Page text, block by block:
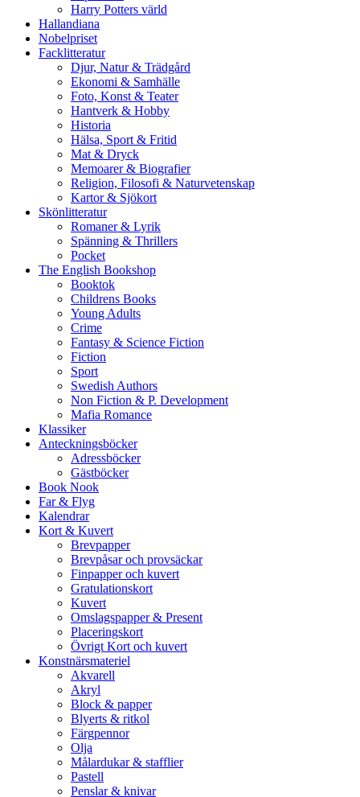
Harry Potters värld
Hallandiana
Nobelpriset
Facklitteratur
Djur, Natur & Trädgård
Ekonomi & Samhälle
Foto, Konst & Teater
Hantverk & Hobby
Historia
Hälsa, Sport & Fritid
Mat & Dryck
Memoarer & Biografier
Religion, Filosofi & Naturvetenskap
Kartor & Sjökort
Skönlitteratur
Romaner & Lyrik
Spänning & Thrillers
Pocket
The English Bookshop
Booktok
Childrens Books
Young Adults
Crime
Fantasy & Science Fiction
Fiction
Sport
Swedish Authors
Non Fiction & P. Development
Mafia Romance
Klassiker
Anteckningsböcker
Adressböcker
Gästböcker
Book Nook
Far & Flyg
Kalendrar
Kort & Kuvert
Brevpapper
Brevpåsar och provsäckar
Finpapper och kuvert
Gratulationskort
Kuvert
Omslagspapper & Present
Placeringskort
Övrigt Kort och kuvert
Konstnärsmateriel
Akvarell
Akryl
Block & papper
Blyerts & ritkol
Färgpennor
Olja
Målardukar & stafflier
Pastell
Penslar & knivar